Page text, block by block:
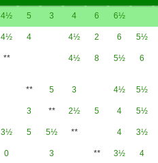
4½ 5 3 4 6 6½
4½ 4 4½ 2 6 5½
** 4½ 8 5½ 6
** 5 3 4½ 5½
3 ** 2½ 5 4 5½
3½ 5 5½ ** 4 3½
0 3 ** 3½ 4